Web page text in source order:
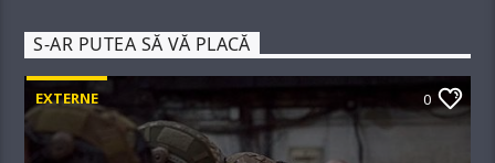
S-AR PUTEA SĂ VĂ PLACĂ
EXTERNE 0